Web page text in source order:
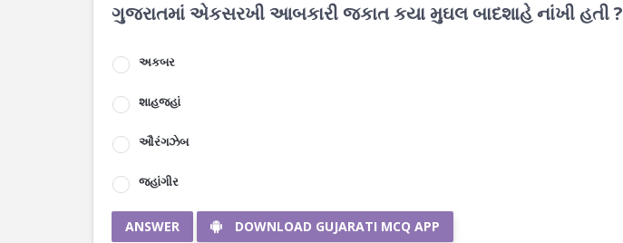
ગુજરાતમાં એકસરખી આબકારી જકાત કયા મુઘલ બાદશાહે નાંખી હતી ?
અકબર
શાહજહાં
ઔરંગઝેબ
જહાંગીર
ANSWER DOWNLOAD GUJARATI MCQ APP